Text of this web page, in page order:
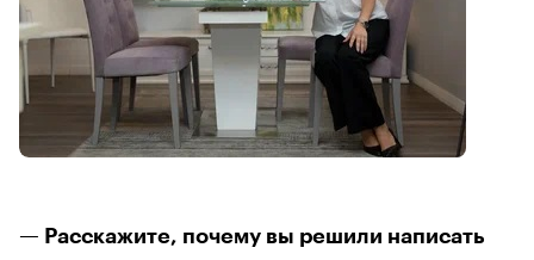
— Расскажите, почему вы решили написать